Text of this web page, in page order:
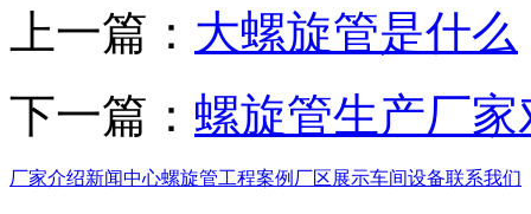
上一篇： 大螺旋管是什么
下一篇： 螺旋管生产厂
厂家介绍新闻中心螺旋管工程案例 厂区展示车间设备联系我们